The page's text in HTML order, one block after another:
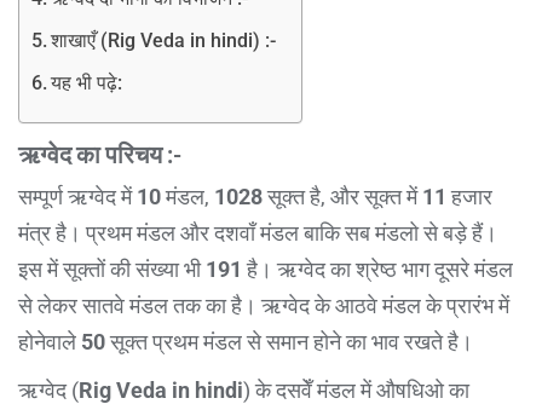
शाखाएँ (Rig Veda in hindi) :-
यह भी पढ़े:
ऋग्वेद का परिचय :-
सम्पूर्ण ऋग्वेद में10मंडल, 1028सूक्त है, और सूक्त में11 हजार
मंत्र है। प्रथम मंडल और दशवाँ मंडल बाकि सब मंडलो से बड़े हैं।
इस में सूक्तों की संख्या भी191 है। ऋग्वेद का श्रेष्ठ भाग दूसरे मंडल
से लेकर सातवे मंडल तक का है। ऋग्वेद के आठवे मंडल के प्रारंभ में
होनेवाले 50सूक्त प्रथम मंडल से समान होने का भाव रखते है।
ऋग्वेद (Rig Veda in hindi) के दसवेँ मंडल में औषधिओ का